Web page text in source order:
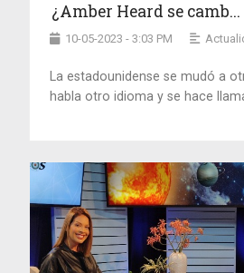
¿Amber Heard se camb...
10-05-2023 - 3:03 PM
La estadounidense se mudó a
habla otro idioma y se hace